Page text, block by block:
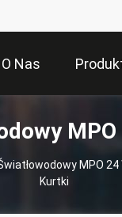
O Nas
MPO
Kurtki